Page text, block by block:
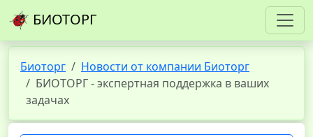
БИОТОРГ
Биоторг
Новости от компании Биоторг
БИОТОРГ - экспертная поддержка в ваших
задачах